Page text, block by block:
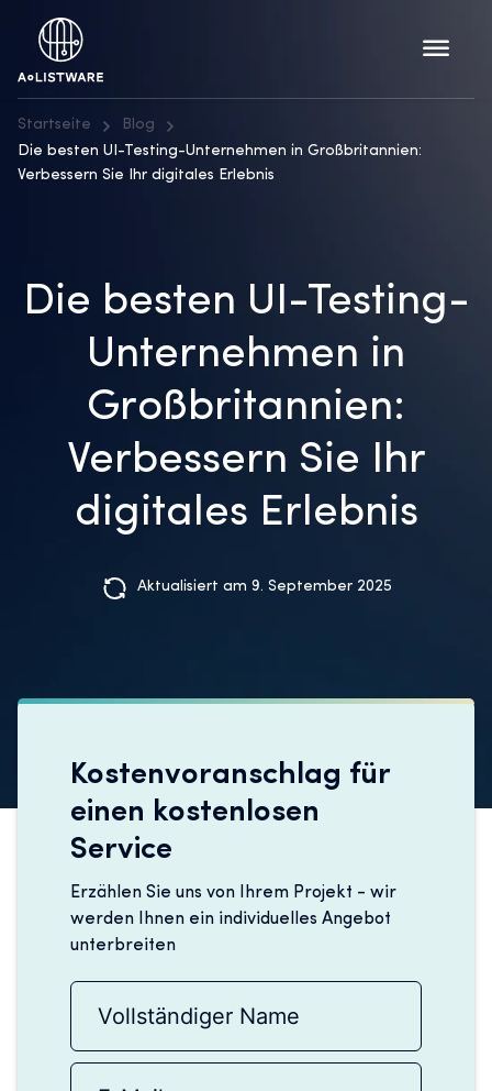
Startseite
Blog
Die besten UI-Testing-Unternehmen in Großbritannien:
Verbessern Sie Ihr digitales Erlebnis
Die besten UI-Testing-
Unternehmen in
Großbritannien:
Verbessern Sie Ihr
digitales Erlebnis
Aktualisiert am 9. September 2025
Kostenvoranschlag für
einen kostenlosen
Service
Erzählen Sie uns von Ihrem Projekt - wir
werden Ihnen ein individuelles Angebot
unterbreiten